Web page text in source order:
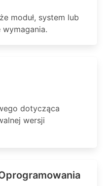
moduł, system lub
wymagania.
dotycząca
wersji